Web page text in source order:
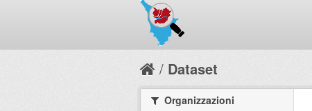
Dataset
Organizzazioni